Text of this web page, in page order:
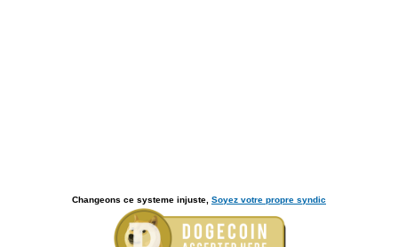
Changeons ce systeme injuste, Soyez votre propre syndic